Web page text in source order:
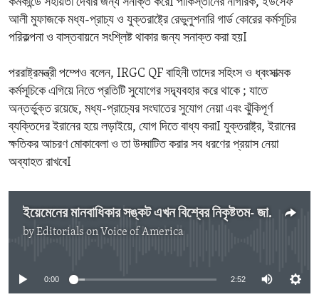
কর্মকান্ডে সহায়তা দেবার জন্য সনাক্ত করেI পাকিস্তানের নাগরিক, ইউসেফ
আলী মুফাজকে মধ্য-প্রাচ্য ও যুক্তরাষ্ট্রে রেভুলুশনারি গার্ড কোরের কর্মসূচির
পরিকল্পনা ও বাস্তবায়নে সংশ্লিষ্ট থাকার জন্য সনাক্ত করা হয়I
পররাষ্ট্রমন্ত্রী পম্পেও বলেন, IRGC QF বাহিনী তাদের সহিংস ও ধ্বংসাত্মক
কর্মসূচিকে এগিয়ে নিতে প্রতিটি সুযোগের সদ্ব্যবহার করে থাকে ; যাতে
অন্তর্ভুক্ত রয়েছে, মধ্য-প্রাচ্যের সংঘাতের সুযোগ নেয়া এবং ঝুঁকিপূর্ণ
ব্যক্তিদের ইরানের হয়ে লড়াইয়ে, যোগ দিতে বাধ্য করাI যুক্তরাষ্ট্র, ইরানের
ক্ষতিকর আচরণ মোকাবেলা ও তা উদ্ঘাটিত করার সব ধরণের প্রয়াস নেয়া
অব্যাহত রাখবেI
ইয়েমেনের মানবাধিকার সঙ্কট এখন বিশ্বের নিকৃষ্টতম- জাতিসংঘ
byEditorials on Voice of America
0:00 2:52